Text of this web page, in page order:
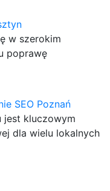
w szerokim
poprawę
SEO Poznań
jest kluczowym
dla wielu lokalnych